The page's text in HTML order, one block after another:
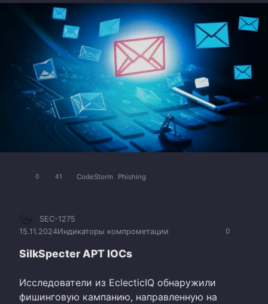
0 41 CodeStorm Phishing
0
SEC-1275
15.11.2024Индикаторы компрометации
SilkSpecter APT IOCs
Исследователи из EclecticIQ обнаружили
фишинговую кампанию, направленную на